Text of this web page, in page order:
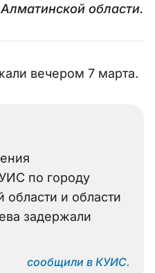
области.
вечером 7 марта.
по городу
и области
задержали
сообщили в КУИС.